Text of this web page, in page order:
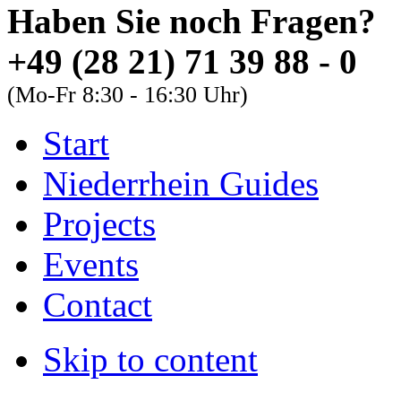
Haben Sie noch
+49 (28 21) 71 39 88 - 0
(Mo-Fr 8:30 - 16:30 Uhr)
Start
Niederrhein Guides
Projects
Events
Contact
Skip to content
Guides FAQs
Font Size
Increase font size
Decrease font size
Default font size